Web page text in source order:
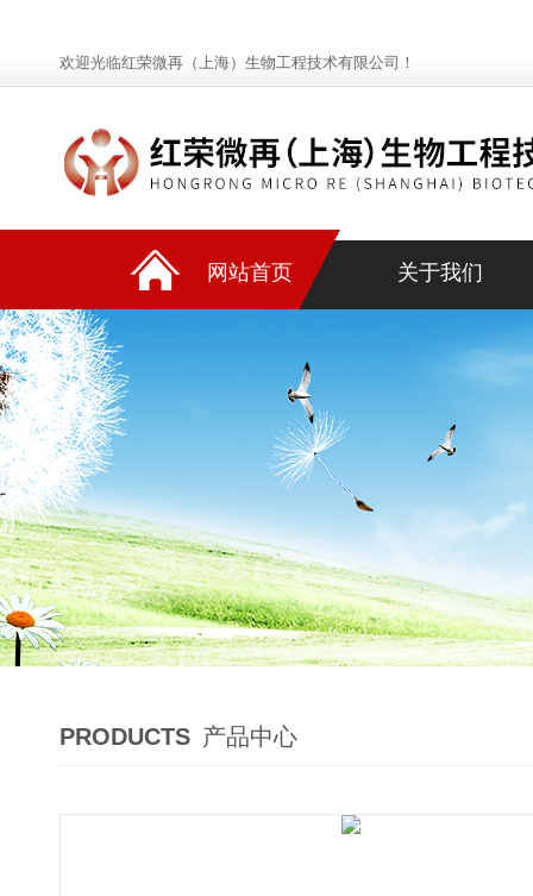
欢迎光临红荣微再（上海）生物工程技术有限公司！
网站首页 关于我们
PRODUCTS 产品中心